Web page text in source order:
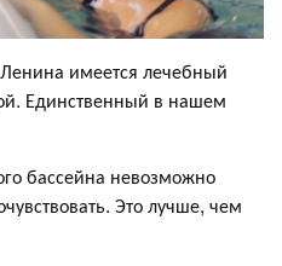
имеется лечебный
Единственный в нашем
бассейна невозможно
Это лучше, чем